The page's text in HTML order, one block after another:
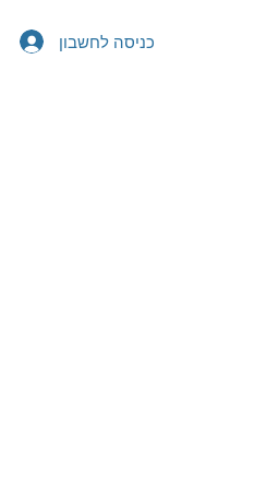
כניסה לחשבון